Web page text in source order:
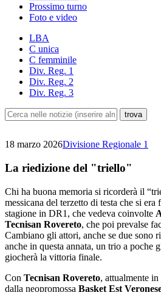
Prossimo turno
Foto e video
LBA
C unica
C femminile
Div. Reg. 1
Div. Reg. 2
Div. Reg. 3
18 marzo 2026Divisione Regionale 1
La riedizione del "triello"
Chi ha buona memoria si ricorderà il
messicana del terzetto di testa che si era
stagione in DR1, che vedeva coinvolte
Tecnisan Rovereto, che poi prevalse
Cambiano gli attori, anche se due sono
anche in questa annata, un trio a poche
giocherà la vittoria finale.
Con Tecnisan Rovereto, attualmente
dalla neopromossa Basket Est